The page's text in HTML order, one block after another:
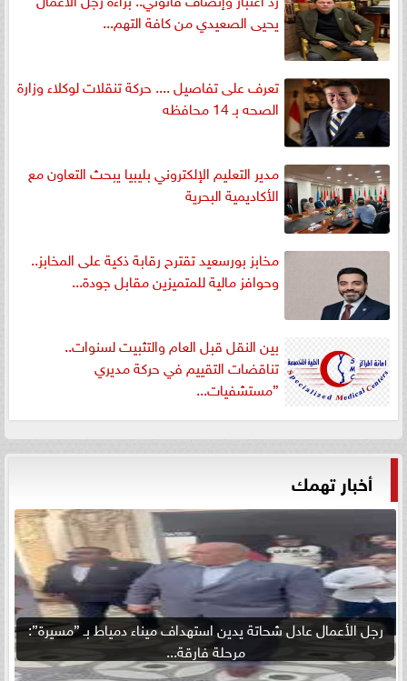
يحيى الصعيدي من كافة التهم...
تعرف على تفاصيل .... حركة تنقلات لوكلاء وزارة
الصحه بـ 14 محافظه
مدير التعليم الإلكتروني بليبيا يبحث التعاون مع
الأكاديمية البحرية
مخابز بورسعيد تقترح رقابة ذكية على المخابز..
وحوافز مالية للمتميزين مقابل جودة...
بين النقل قبل العام والتثبيت لسنوات..
تناقضات التقييم في حركة مديري
”مستشفيات...
أخبار تهمك
رجل الأعمال عادل شحاتة يدين استهداف ميناء دمياط بـ ”مسيرة”:
مرحلة فارقة...